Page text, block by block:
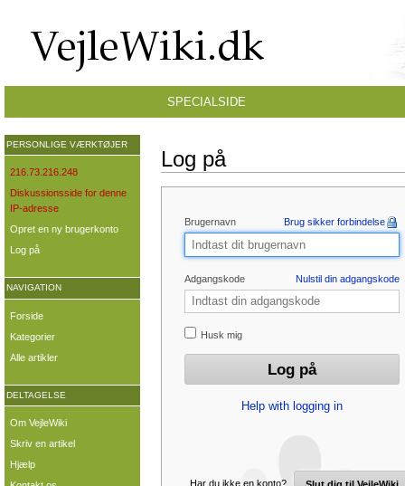
Log på
Brugernavn Brug sikker forbindelse
Adgangskode Nulstil din adgangskode
Husk mig
Help with logging in
Har du ikke en konto? Slut dig til VejleWiki
SPECIALSIDE
PERSONLIGE VÆRKTØJER
216.73.216.248
Diskussionsside for denne
IP-adresse
Opret en ny brugerkonto
Log på
NAVIGATION
Forside
Kategorier
Alle artikler
DELTAGELSE
Om VejleWiki
Skriv en artikel
Hjælp